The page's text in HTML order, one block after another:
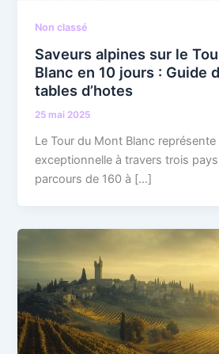
Non classé
Saveurs alpines sur le
Blanc en 10 jours : Guide
tables d’hotes
25 mai 2025
Le Tour du Mont Blanc
exceptionnelle à travers trois
parcours de 160 à […]